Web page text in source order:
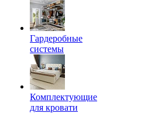
Гардеробные
системы
Комплектующие
для кровати